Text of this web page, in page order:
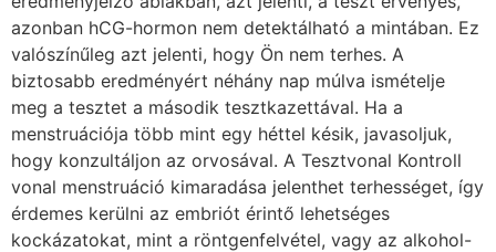
azonban hCG-hormon nem detektálható a mintában. Ez
valószínűleg azt jelenti, hogy Ön nem terhes. A
biztosabb eredményért néhány nap múlva ismételje
meg a tesztet a második tesztkazettával. Ha a
menstruációja több mint egy héttel késik, javasoljuk,
hogy konzultáljon az orvosával. A Tesztvonal Kontroll
vonal menstruáció kimaradása jelenthet terhességet, így
érdemes kerülni az embriót érintő lehetséges
kockázatokat, mint a röntgenfelvétel, vagy az alkohol-